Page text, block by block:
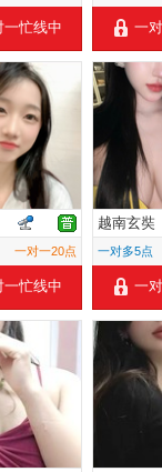
一忙线中 一
一对一20点
一忙线中
越南玄奘
一对多5点
一